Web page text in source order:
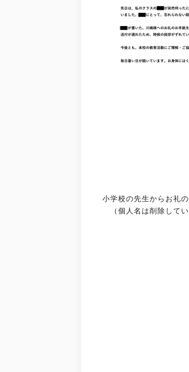
小学校の先生からお礼
（個人名は削除して